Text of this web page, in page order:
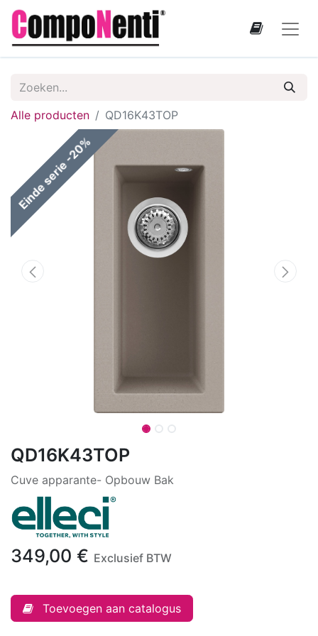
Alle producten QD16K43TOP
Einde serie -20%
QD16K43TOP
Cuve apparante- Opbouw Bak
349,00 € Exclusief BTW
Toevoegen aan catalogus